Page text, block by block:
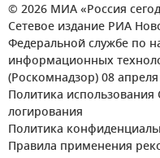
© 2026 МИА «Россия
Сетевое издание РИА
Федеральной службе по
информационных
(Роскомнадзор) 08 апреля
Политика использования
логирования
Политика
Правила применения